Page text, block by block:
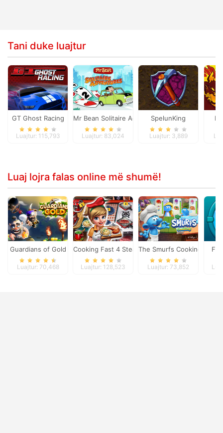
Tani duke luajtur
GT Ghost Racing
Luajtur: 115,793
Mr Bean Solitaire Adventures
Luajtur: 83,024
SpelunKing
Luajtur: 3,889
Luaj lojra falas online më shumë!
Guardians of Gold
Luajtur: 70,468
Cooking Fast 4 Steak
Luajtur: 128,523
The Smurfs Cooking
Luajtur: 73,852